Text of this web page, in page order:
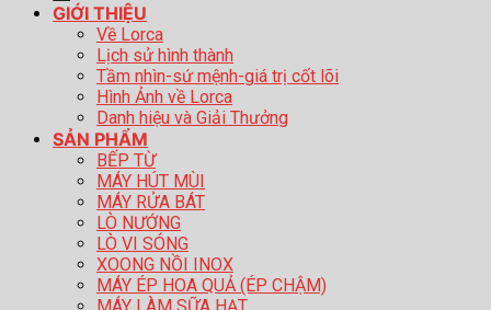
GIỚI THIỆU
Về Lorca
Lịch sử hình thành
Tầm nhìn-sứ mệnh-giá trị cốt lõi
Hình Ảnh về Lorca
Danh hiệu và Giải Thưởng
SẢN PHẨM
BẾP TỪ
MÁY HÚT MÙI
MÁY RỬA BÁT
LÒ NƯỚNG
LÒ VI SÓNG
XOONG NỒI INOX
MÁY ÉP HOA QUẢ (ÉP CHẬM)
MÁY LÀM SỮA HẠT